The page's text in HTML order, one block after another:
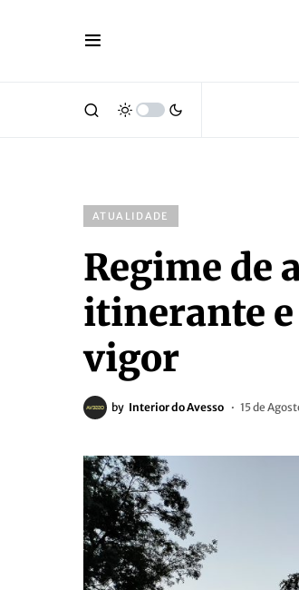
ATUALIDADE
Regime de
itinerante
vigor
by Interior do Avesso 15 de